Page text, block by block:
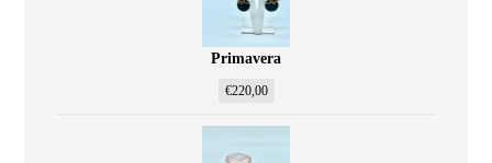
Primavera
€220,00